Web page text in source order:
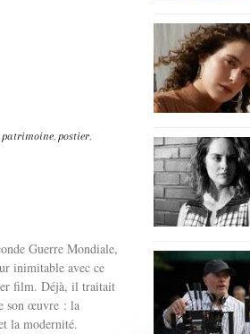
patrimoine, postier,
Guerre Mondiale,
inimitable avec ce
film. Déjà, il traitait
son œuvre : la
la modernité.